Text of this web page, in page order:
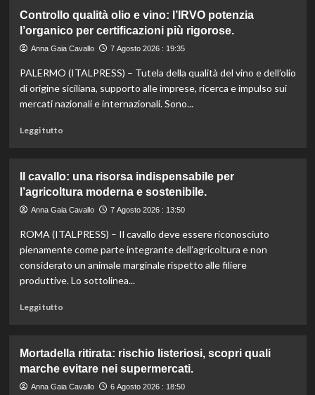
Marco
Bianchi:
“Ricette
come
le
vite
umanitari”.
Controllo qualità olio e vino: l’IRVO potenzia
l’organico per certificazioni più rigorose.
Anna Gaia Cavallo 7 Agosto 2026 : 19:35
PALERMO (ITALPRESS) – Tutela della qualità del vino e dell’olio
di origine siciliana, supporto alle imprese, ricerca e impulso sui
mercati nazionali e internazionali. Sono...
Leggi tuttoLeggi
Controllo
qualità
olio
vino:
l’IRVO
potenzia
per
Il cavallo: una risorsa indispensabile per
l’agricoltura moderna e sostenibile.
Anna Gaia Cavallo 7 Agosto 2026 : 13:50
ROMA (ITALPRESS) – Il cavallo deve essere riconosciuto
pienamente come parte integrante dell’agricoltura e non
considerato un animale marginale rispetto alle filiere
produttive. Lo sottolinea...
Leggi tuttoLeggi
Il
cavallo:
una
Mortadella ritirata: rischio listeriosi, scopri quali
marche evitare nei supermercati.
Anna Gaia Cavallo 6 Agosto 2026 : 18:50